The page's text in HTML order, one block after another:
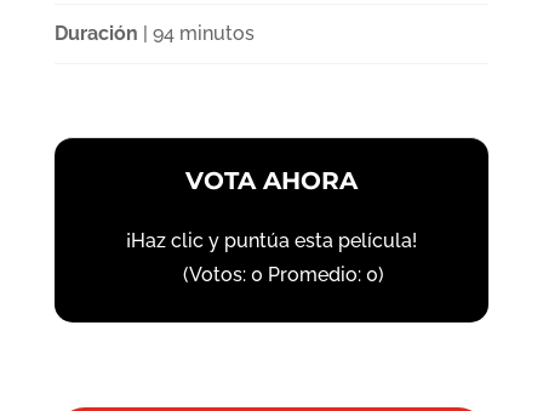
Duración | 94 minutos
VOTA AHORA
¡Haz clic y puntúa esta película!
(Votos: 0 Promedio: 0)